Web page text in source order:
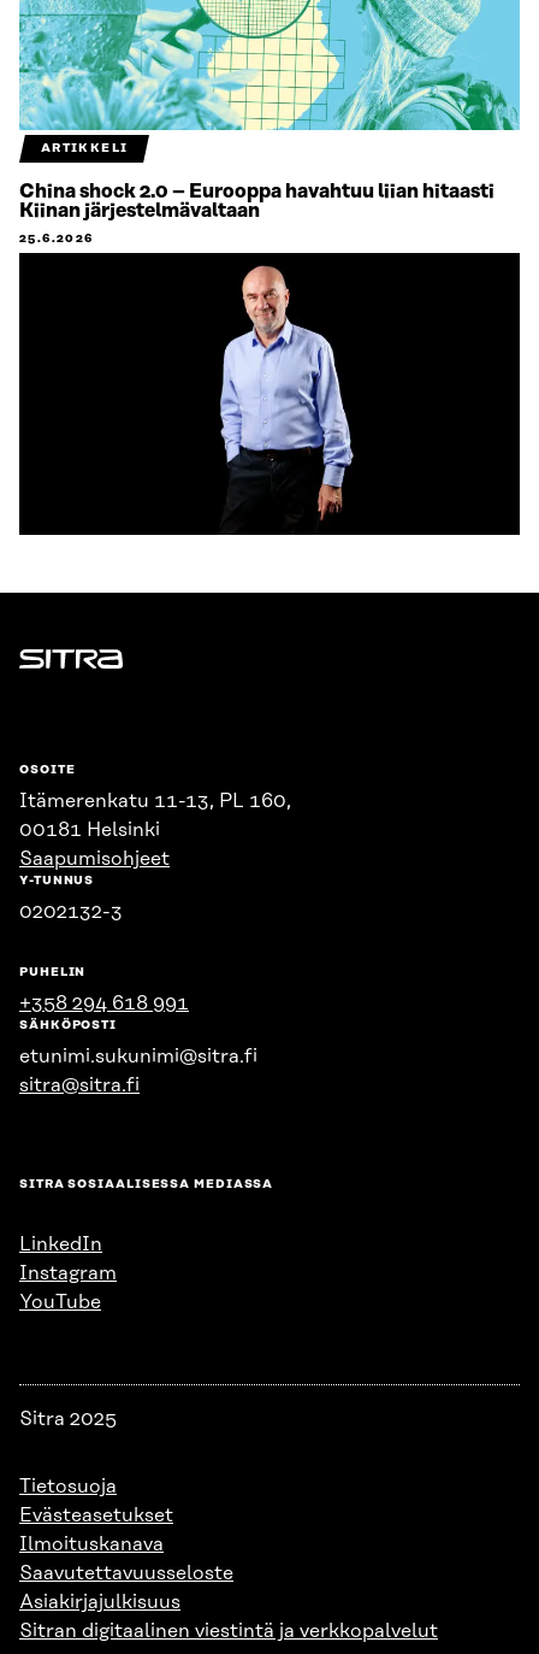
ARTIKKELI
China shock 2.0 – Eurooppa havahtuu liian hitaasti
Kiinan järjestelmävaltaan
25.6.2026
Sitra
OSOITE
Itämerenkatu 11-13, PL 160,
00181 Helsinki
Saapumisohjeet
Y-TUNNUS
0202132-3
PUHELIN
+358 294 618 991
SÄHKÖPOSTI
etunimi.sukunimi@sitra.fi
sitra@sitra.fi
SITRA SOSIAALISESSA MEDIASSA
LinkedIn
Instagram
YouTube
Sitra 2025
Tietosuoja
Evästeasetukset
Ilmoituskanava
Saavutettavuusseloste
Asiakirjajulkisuus
Sitran digitaalinen viestintä ja verkkopalvelut